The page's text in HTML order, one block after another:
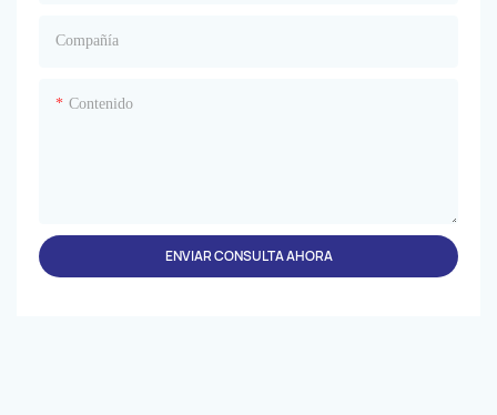
Compañía
Contenido
ENVIAR CONSULTA AHORA